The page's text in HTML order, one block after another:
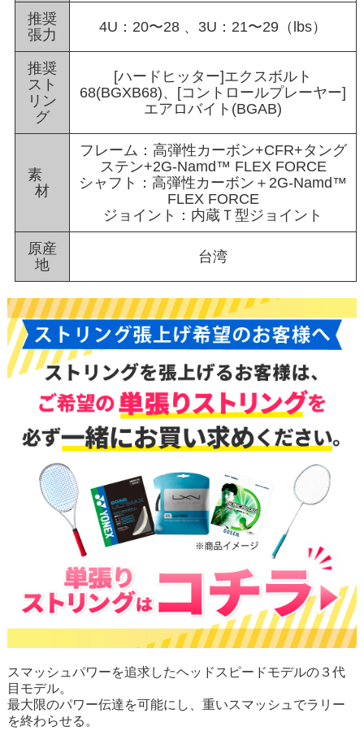
推奨
張力
4U：20〜28 、3U：21〜29（lbs）
推奨
スト
リン
グ
[ハードヒッター]エクスボルト
68(BGXB68)、[コントロールプレーヤー]
エアロバイト(BGAB)
素
材
フレーム：高弾性カーボン+CFR+タング
ステン+2G-Namd™ FLEX FORCE
シャフト：高弾性カーボン＋2G-Namd™
FLEX FORCE
ジョイント：内蔵Ｔ型ジョイント
原産
地
台湾
スマッシュパワーを追求したヘッドスピードモデルの３代
目モデル。
最大限のパワー伝達を可能にし、重いスマッシュでラリー
を終わらせる。